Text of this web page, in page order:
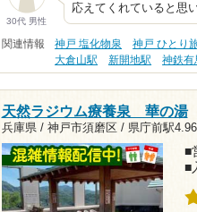
30代 男性
応えてくれていると思
関連情報 神戸 塩化物泉 神戸 ひとり
大倉山駅
新開地駅 神鉄有
天然ラジウム療養泉 華の湯
兵庫県 / 神戸市須磨区 / 県庁前駅
■
■